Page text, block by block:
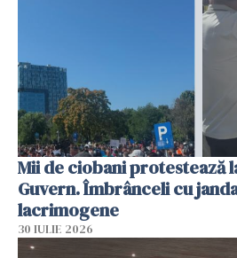
Mii de ciobani protestează
Guvern. Îmbrânceli cu
lacrimogene
30 IULIE 2026